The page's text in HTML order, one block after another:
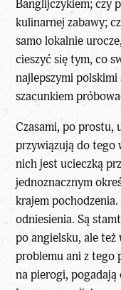
Banglijczykiem; czy
kulinarnej zabawy;
samo lokalnie
cieszyć się tym, co
najlepszymi
szacunkiem
Czasami, po prostu,
przywiązują do tego
nich jest ucieczką
jednoznacznym
krajem
odniesienia. Są
po angielsku, ale też
problemu ani z tego
na pierogi,